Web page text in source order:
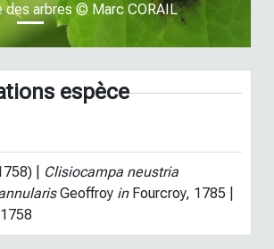
des arbres © Marc CORAIL
espèce
| Clisiocampa neustria
Geoffroy inFourcroy, 1785 |